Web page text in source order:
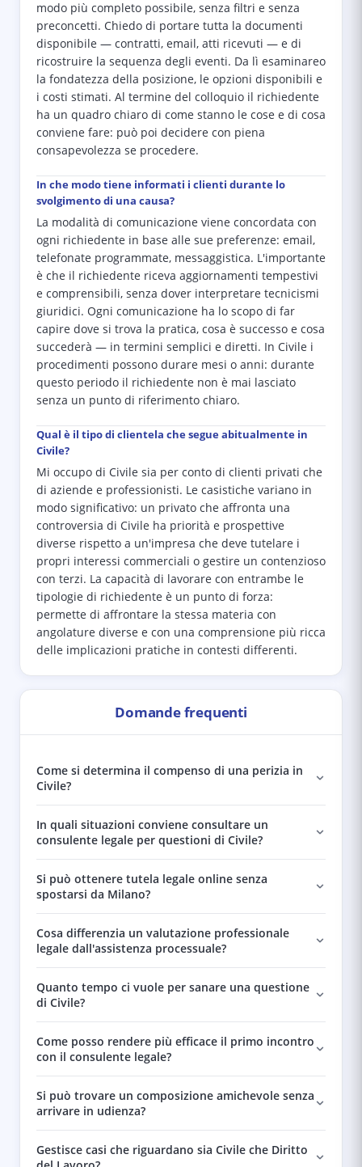
modo più completo possibile, senza filtri e senza
preconcetti. Chiedo di portare tutta la documenti
disponibile — contratti, email, atti ricevuti — e di
ricostruire la sequenza degli eventi. Da lì esaminareo
la fondatezza della posizione, le opzioni disponibili e
i costi stimati. Al termine del colloquio il richiedente
ha un quadro chiaro di come stanno le cose e di cosa
conviene fare: può poi decidere con piena
consapevolezza se procedere.
In che modo tiene informati i clienti durante lo
svolgimento di una causa?
La modalità di comunicazione viene concordata con
ogni richiedente in base alle sue preferenze: email,
telefonate programmate, messaggistica. L'importante
è che il richiedente riceva aggiornamenti tempestivi
e comprensibili, senza dover interpretare tecnicismi
giuridici. Ogni comunicazione ha lo scopo di far
capire dove si trova la pratica, cosa è successo e cosa
succederà — in termini semplici e diretti. In Civile i
procedimenti possono durare mesi o anni: durante
questo periodo il richiedente non è mai lasciato
senza un punto di riferimento chiaro.
Qual è il tipo di clientela che segue abitualmente in
Civile?
Mi occupo di Civile sia per conto di clienti privati che
di aziende e professionisti. Le casistiche variano in
modo significativo: un privato che affronta una
controversia di Civile ha priorità e prospettive
diverse rispetto a un'impresa che deve tutelare i
propri interessi commerciali o gestire un contenzioso
con terzi. La capacità di lavorare con entrambe le
tipologie di richiedente è un punto di forza:
permette di affrontare la stessa materia con
angolature diverse e con una comprensione più ricca
delle implicazioni pratiche in contesti differenti.
Domande frequenti
Come si determina il compenso di una perizia in
Civile?
In quali situazioni conviene consultare un
consulente legale per questioni di Civile?
Si può ottenere tutela legale online senza
spostarsi da Milano?
Cosa differenzia un valutazione professionale
legale dall'assistenza processuale?
Quanto tempo ci vuole per sanare una questione
di Civile?
Come posso rendere più efficace il primo incontro
con il consulente legale?
Si può trovare un composizione amichevole senza
arrivare in udienza?
Gestisce casi che riguardano sia Civile che Diritto